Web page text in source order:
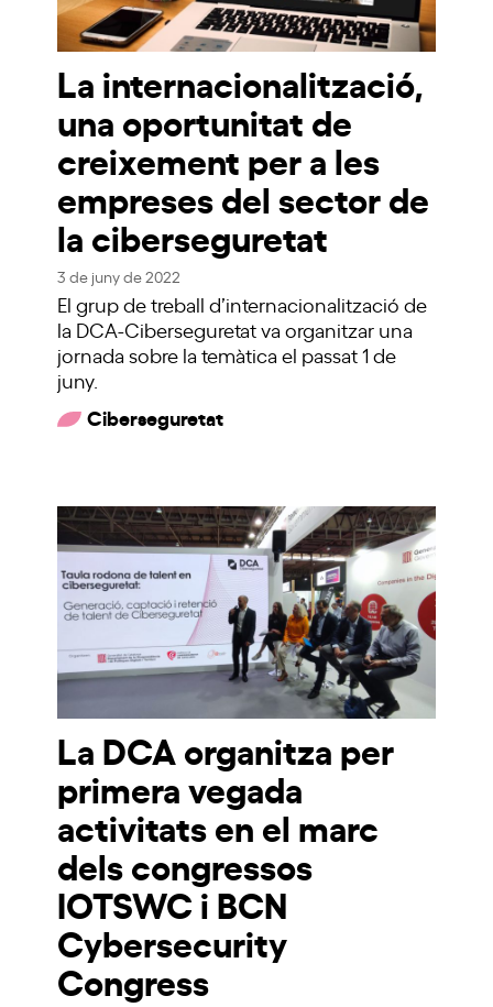
La internacionalització,
una oportunitat de
creixement per a les
empreses del sector de
la ciberseguretat
3 de juny de 2022
El grup de treball d’internacionalització de
la DCA-Ciberseguretat va organitzar una
jornada sobre la temàtica el passat 1 de
juny.
Ciberseguretat
La DCA organitza per
primera vegada
activitats en el marc
dels congressos
IOTSWC i BCN
Cybersecurity
Congress